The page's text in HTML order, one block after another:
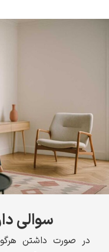
سوالی
در صورت داشتن